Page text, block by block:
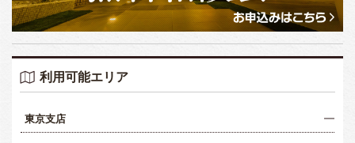
利用可能エリア
東京支店